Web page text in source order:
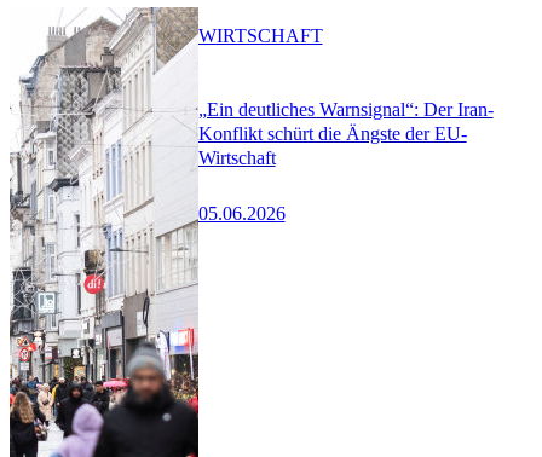
„Ein deutliches Warnsignal“: Der Iran-
Konflikt schürt die Ängste der EU-
Wirtschaft
05.06.2026
WIRTSCHAFT